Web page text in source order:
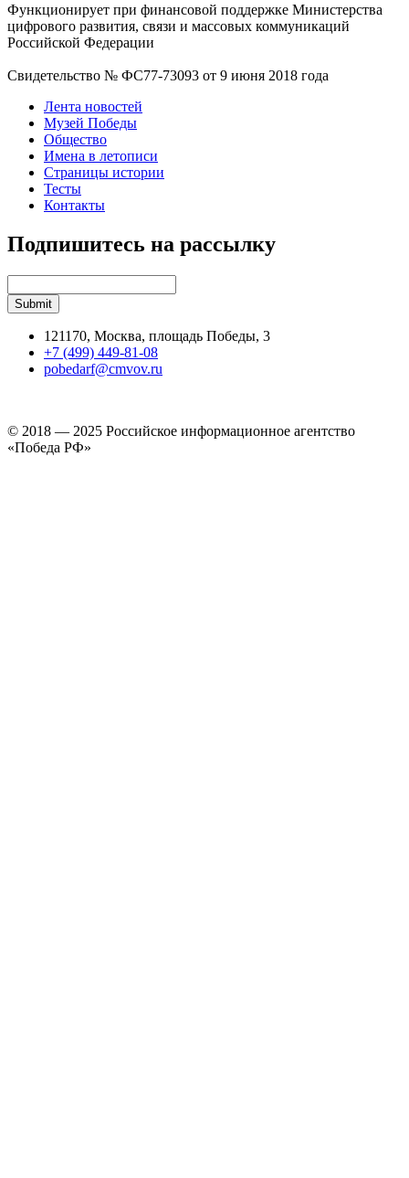
Функционирует при финансовой поддержке Министерства
цифрового развития, связи и массовых коммуникаций
Российской Федерации
Свидетельство № ФС77-73093 от 9 июня 2018 года
Лента новостей
Музей Победы
Общество
Имена в летописи
Страницы истории
Тесты
Контакты
Подпишитесь на рассылку
121170, Москва, площадь Победы, 3
+7 (499) 449-81-08
pobedarf@cmvov.ru
© 2018 — 2025 Российское информационное агентство
«Победа РФ»